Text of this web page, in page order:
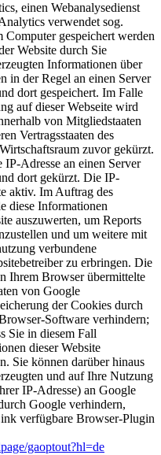
einen Webanalysedienst
verwendet sog.
Computer gespeichert werden
Website durch Sie
Informationen über
in der Regel an einen Server
dort gespeichert. Im Falle
auf dieser Webseite wird
von Mitgliedstaaten
Vertragsstaaten des
zuvor gekürzt.
Adresse an einen Server
dort gekürzt. Die IP-
aktiv. Im Auftrag des
diese Informationen
auszuwerten, um Reports
und um weitere mit
verbundene
zu erbringen. Die
Ihrem Browser übermittelte
von Google
der Cookies durch
Software verhindern;
Sie in diesem Fall
dieser Website
Sie können darüber hinaus
und auf Ihre Nutzung
IP-Adresse) an Google
Google verhindern,
verfügbare Browser-Plugin
gaoptout?hl=de